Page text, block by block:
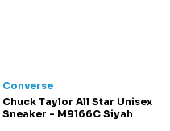
Converse
Chuck Taylor All Star Unisex
Sneaker - M9166C Siyah